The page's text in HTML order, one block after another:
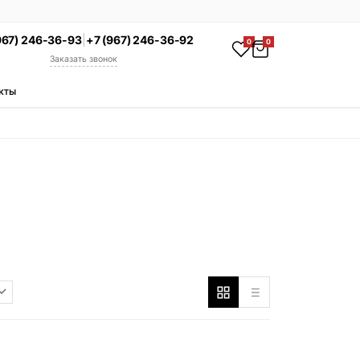
246-36-93| +7 (967) 246-36-92
Заказать звонок
0 0